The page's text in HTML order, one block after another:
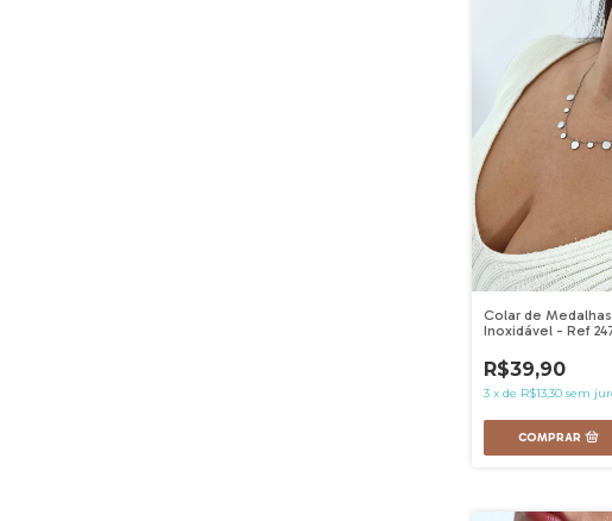
Colar de
Inoxidável - Ref
R$39,90
3 x de R$13,30 sem